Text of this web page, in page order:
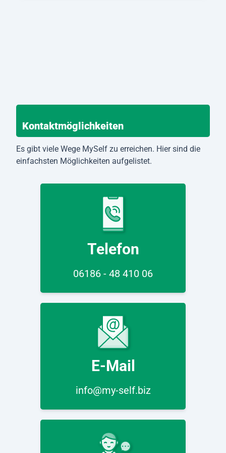
Kontaktmöglichkeiten
Es gibt viele Wege MySelf zu erreichen. Hier sind die
einfachsten Möglichkeiten aufgelistet.
Telefon
06186 - 48 410 06
E-Mail
info@my-self.biz